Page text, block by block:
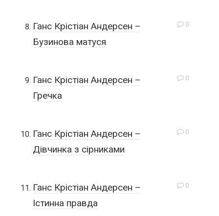
0
Ганс Крістіан Андерсен –
Бузинова матуся
0
Ганс Крістіан Андерсен –
Гречка
0
Ганс Крістіан Андерсен –
Дівчинка з сірниками
0
Ганс Крістіан Андерсен –
Істинна правда